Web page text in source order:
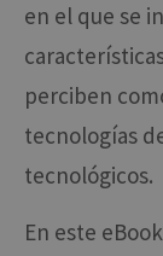
en el que se
perciben
tecnologías
tecnológicos.​
En este